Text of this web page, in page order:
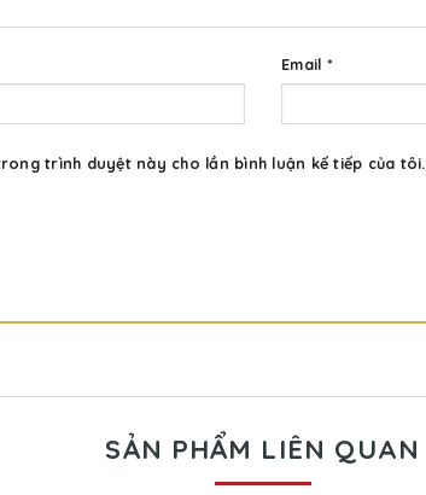
Email *
trình duyệt này cho lần bình luận kế tiếp của tôi.
SẢN PHẨM LIÊN QUAN